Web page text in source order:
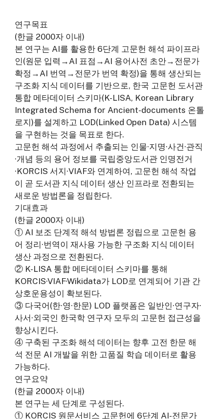
연구목표
(한글 2000자 이내)
본 연구는 AI를 활용한 6단계 고문헌 해석 파이프라
인(원문 입력→AI 표점→AI 용어사전 초안→전문가
확정→AI 번역→전문가 번역 확정)을 통해 생산되는
구조화 지식 데이터를 기반으로, 한국 고문헌 도서관
통합 메타데이터 스키마(K-LISA, Korean Library
Integrated Schema for Ancient-documents 온톨
로지)를 설계하고 LOD(Linked Open Data) 시스템
을 구현하는 것을 목표로 한다.
고문헌 해석 과정에서 추출되는 인물·지명·사건·관직
·개념 등의 용어 정보를 국립중앙도서관 인명전거
·KORCIS 서지·VIAF와 연계하여, 고문헌 해석 작업
이 곧 도서관 지식 데이터 생산 인프라로 전환되는
새로운 방법론을 정립한다.
기대효과
(한글 2000자 이내)
① AI 보조 단계적 해석 방법론 정립으로 고문헌 용
어 정리·번역이 재사용 가능한 구조화 지식 데이터
생산 과정으로 전환된다.
② K-LISA 통합 메타데이터 스키마를 통해
KORCIS·VIAF·Wikidata가 LOD로 연계되어 기관 간
상호운용성이 확보된다.
③ 다국어(한·영·한문) LOD 플랫폼은 일반인·연구자·
사서·외국인 한국학 연구자 모두의 고문헌 접근성을
향상시킨다.
④ 구축된 구조화 해석 데이터는 향후 고전 한문 해
석 전문 AI 개발을 위한 고품질 학습 데이터로 활용
가능하다.
연구요약
(한글 2000자 이내)
본 연구는 세 단계로 구성된다.
① KORCIS 원문서비스 고문헌에 6단계 AI-전문가